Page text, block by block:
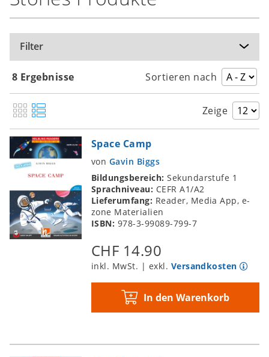
Filter
8 Ergebnisse Sortieren nach
Zeige
Space Camp
von Gavin Biggs
Bildungsbereich:Sekundarstufe 1
Sprachniveau: CEFR A1/A2
Lieferumfang: Reader, Media App, e-
zone Materialien
ISBN: 978-3-99089-799-7
CHF 14.90
inkl. MwSt. | exkl. Versandkosten
In den Warenkorb